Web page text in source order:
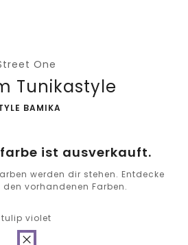
One
Tunikastyle
BAMIKA
ist ausverkauft.
werden dir stehen. Entdecke
den vorhandenen Farben.
tulip violet